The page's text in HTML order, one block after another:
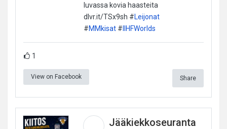
luvassa kovia haasteita
dlvr.it/TSx9sh #Leijonat
#MMkisat# IIHFWorlds
1
View on Facebook Share
Jääkiekkoseuranta